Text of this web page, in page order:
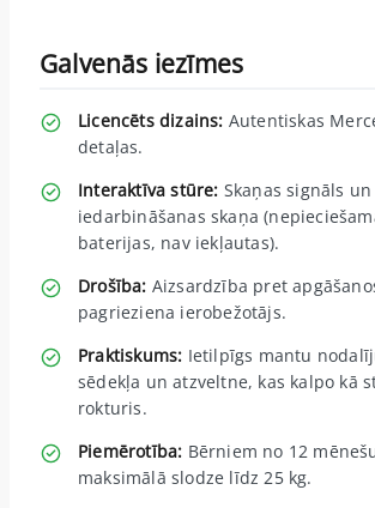
Galvenās iezīmes
Licencēts dizains: Autentiskas
detaļas.
Interaktīva stūre: Skaņas signāls
iedarbināšanas skaņa
baterijas, nav iekļautas).
Drošība: Aizsardzība pret
pagrieziena ierobežotājs.
Praktiskums: Ietilpīgs mantu
sēdekļa un atzveltne, kas kalpo kā
rokturis.
Piemērotība: Bērniem no 12
maksimālā slodze līdz 25 kg.